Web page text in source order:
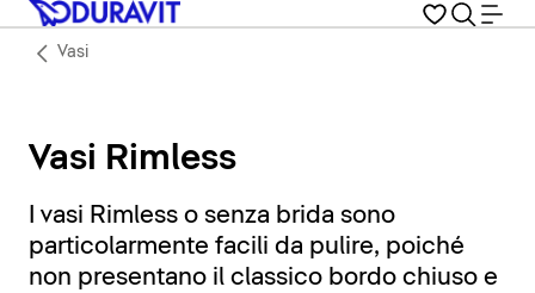
Vasi
Vasi Rimless
I vasi Rimless o senza brida sono
particolarmente facili da pulire, poiché
non presentano il classico bordo chiuso e